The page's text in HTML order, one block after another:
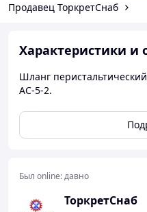
Продавец ТоркретСнаб
Характеристики и
Шланг
АС-5-2.
Был online:давно
ТоркретСнаб